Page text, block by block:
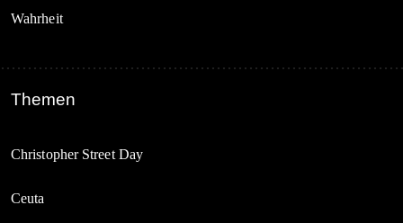
Wahrheit
Themen
Christopher Street Day
Ceuta